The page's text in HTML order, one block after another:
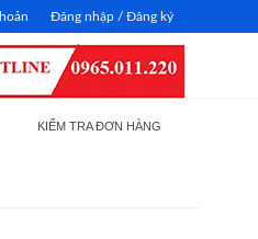
Đăng nhập / Đăng ký
KIỂM TRA ĐƠN HÀNG